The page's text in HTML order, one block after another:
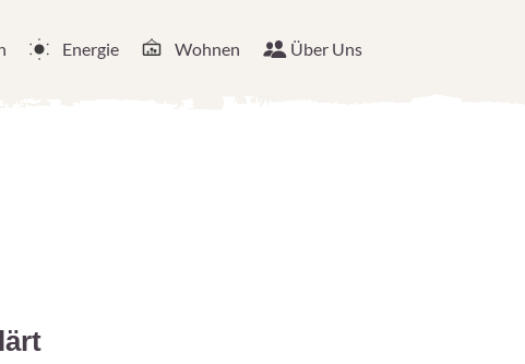
Energie Wohnen Über Uns